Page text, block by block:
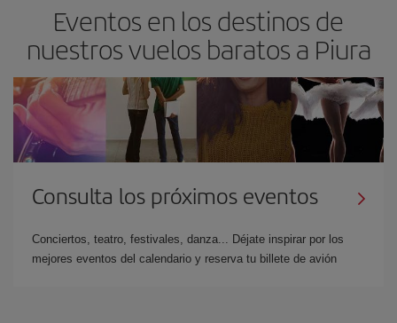
Eventos en los destinos de
nuestros vuelos baratos a Piura
Consulta los próximos eventos
Conciertos, teatro, festivales, danza... Déjate inspirar por los
mejores eventos del calendario y reserva tu billete de avión